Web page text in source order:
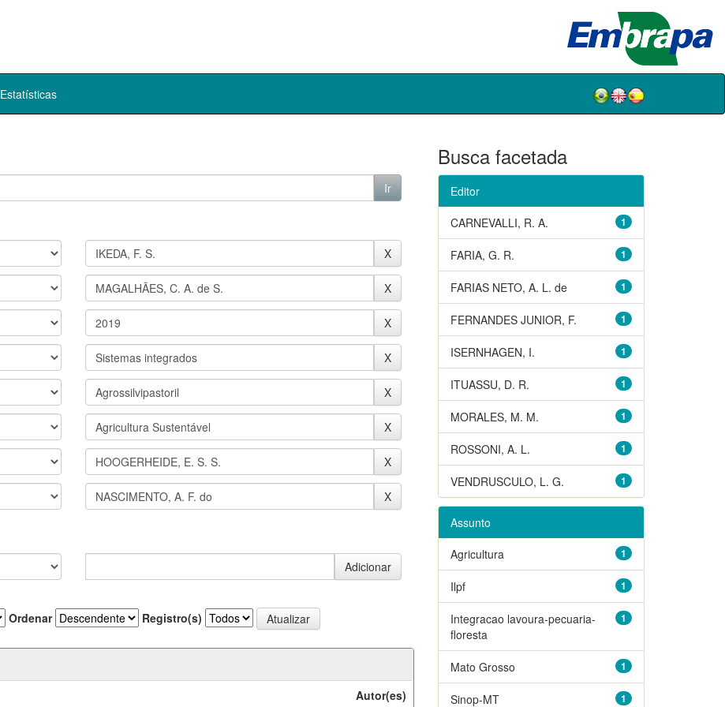
Estatísticas
Ordenar Registro(s)
Autor(es)
Busca facetada
Editor
1
CARNEVALLI, R. A.
1
FARIA, G. R.
1
FARIAS NETO, A. L. de
1
FERNANDES JUNIOR, F.
1
ISERNHAGEN, I.
1
ITUASSU, D. R.
1
MORALES, M. M.
1
ROSSONI, A. L.
1
VENDRUSCULO, L. G.
Assunto
1
Agricultura
1
Ilpf
1
Integracao lavoura-pecuaria-
floresta
1
Mato Grosso
1
Sinop-MT